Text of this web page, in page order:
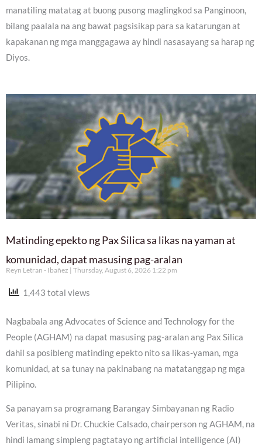
manatiling matatag at buong pusong maglingkod sa Panginoon,
bilang paalala na ang bawat pagsisikap para sa katarungan at
kapakanan ng mga manggagawa ay hindi nasasayang sa harap ng
Diyos.
Matinding epekto ng Pax Silica sa likas na yaman at
komunidad, dapat masusing pag-aralan
Reyn Letran - Ibañez Thursday, August 6, 2026 1:22 pm
1,443 total views
Nagbabala ang Advocates of Science and Technology for the
People (AGHAM) na dapat masusing pag-aralan ang Pax Silica
dahil sa posibleng matinding epekto nito sa likas-yaman, mga
komunidad, at sa tunay na pakinabang na matatanggap ng mga
Pilipino.
Sa panayam sa programang Barangay Simbayanan ng Radio
Veritas, sinabi ni Dr. Chuckie Calsado, chairperson ng AGHAM, na
hindi lamang simpleng pagtatayo ng artificial intelligence (AI)